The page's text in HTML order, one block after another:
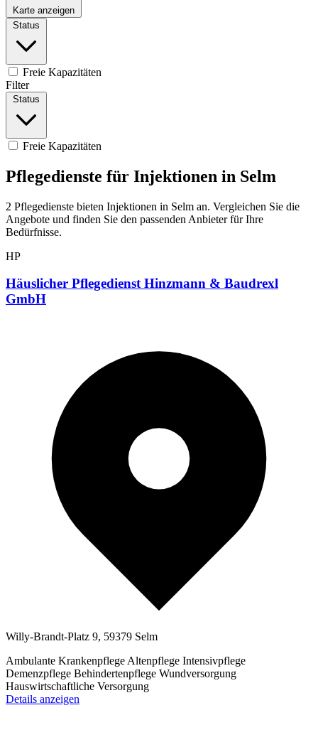
Karte anzeigen
Status
Freie Kapazitäten
Filter
Status
Freie Kapazitäten
Pflegedienste für Injektionen in Selm
2 Pflegedienste bieten Injektionen in Selm an. Vergleichen Sie die
Angebote und finden Sie den passenden Anbieter für Ihre
Bedürfnisse.
HP
Häuslicher Pflegedienst Hinzmann & Baudrexl
GmbH
Willy-Brandt-Platz 9, 59379 Selm
Ambulante Krankenpflege Altenpflege Intensivpflege
Demenzpflege Behindertenpflege Wundversorgung
Hauswirtschaftliche Versorgung
Details anzeigen